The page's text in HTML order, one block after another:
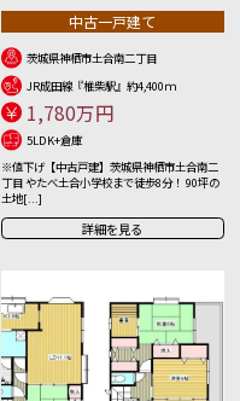
中古一戸建て
茨城県神栖市土合南二丁目
JR成田線『椎柴駅』約4,400ｍ
1,780万円
5LDK+倉庫
※値下げ【中古戸建】茨城県神栖市土合南二
丁目 やたべ土合小学校まで徒歩8分！ 90坪の
土地[...]
詳細を見る